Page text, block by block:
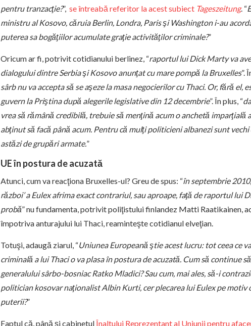
pentru tranzacţie?”, se întreabă referitor la acest subiect Tageszeitung. “
ministru al Kosovo, căruia Berlin, Londra, Paris şi Washington i-au
puterea sa bogăţiilor acumulate graţie activităţilor criminale?”
Oricum ar fi, potrivit cotidianului berlinez, “raportul lui Dick Marty va
dialogului dintre Serbia şi Kosovo anunţat cu mare pompă la Bruxelles”.
sârb nu va accepta să se aşeze la masa negocierilor cu Thaci. Or, fără
guvern la Priştina după alegerile legislative din 12 decembrie”. În plus, “
vrea să rămână credibilă, trebuie să menţină acum o anchetă imparţială
abţinut să facă până acum. Pentru că mulţi politicieni albanezi sunt
astăzi de grupări armate.”
UE în postura de acuzată
Atunci, cum va reacţiona Bruxelles-ul? Greu de spus: “în septembrie
război’ a Eulex afrima exact contrariul, sau aproape, faţă de raportul lui
probă” nu fundamenta, potrivit poliţistului finlandez Matti Raatikainen,
împotriva anturajului lui Thaci, reaminteşte cotidianul elveţian.
Totuşi, adaugă ziarul, “Uniunea Europeană ştie acest lucru: tot ceea ce
criminală a lui Thaci o va plasa în postura de acuzată. Cum să continue
generalului sârbo-bosniac Ratko Mladici? Sau cum, mai ales, să-i
politician kosovar naţionalist Albin Kurti, cer plecarea lui Eulex pe motiv
puterii?”
Faptul că, până şi cabinetulÎnaltului Reprezentant al Uniunii pentru